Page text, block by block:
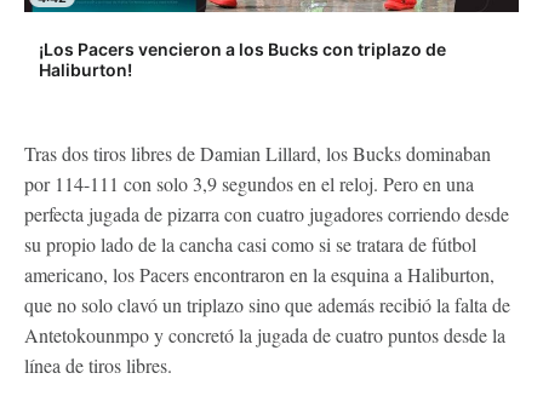
¡Los Pacers vencieron a los Bucks con triplazo de
Haliburton!
Tras dos tiros libres de Damian Lillard, los Bucks dominaban
por 114-111 con solo 3,9 segundos en el reloj. Pero en una
perfecta jugada de pizarra con cuatro jugadores corriendo desde
su propio lado de la cancha casi como si se tratara de fútbol
americano, los Pacers encontraron en la esquina a Haliburton,
que no solo clavó un triplazo sino que además recibió la falta de
Antetokounmpo y concretó la jugada de cuatro puntos desde la
línea de tiros libres.